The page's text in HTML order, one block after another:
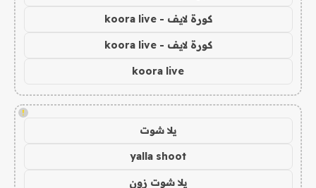
كورة لايف - koora live
كورة لايف - koora live
koora live
!
يلا شوت
yalla shoot
يلا شوت زون